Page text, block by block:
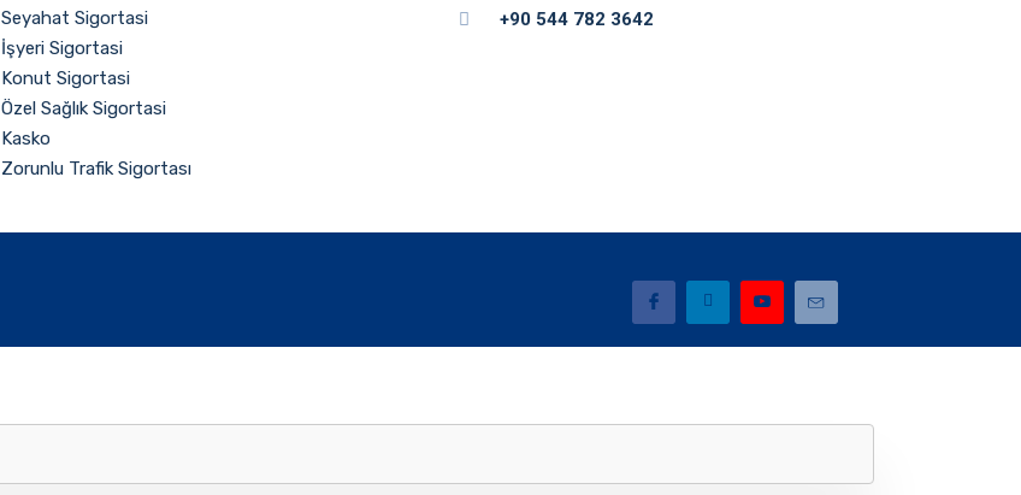
Seyahat Sigortasi
İşyeri Sigortasi
Konut Sigortasi
Özel Sağlık Sigortasi
Kasko
Zorunlu Trafik Sigortası
+90 544 782 3642